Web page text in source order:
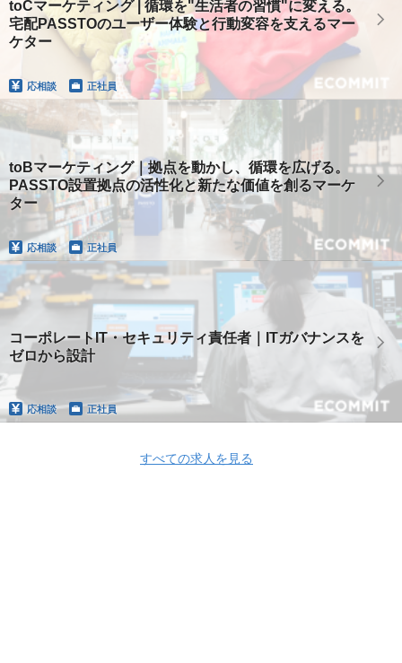
toCマーケティング | 循環を"生活者の習慣"に変える。
宅配PASSTOのユーザー体験と行動変容を支えるマー
ケター
応相談 正社員
toBマーケティング｜拠点を動かし、循環を広げる。
PASSTO設置拠点の活性化と新たな価値を創るマーケ
ター
応相談 正社員
コーポレートIT・セキュリティ責任者｜ITガバナンスを
ゼロから設計
応相談 正社員
すべての求人を見る